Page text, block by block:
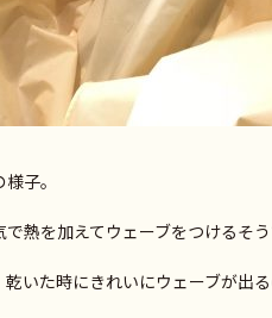
子。
熱を加えてウェーブをつけるそう
いた時にきれいにウェーブが出